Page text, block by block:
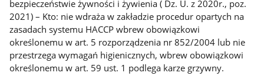
bezpieczeństwie żywności i żywienia ( Dz. U. z 2020r., poz.
2021) – Kto: nie wdraża w zakładzie procedur opartych na
zasadach systemu HACCP wbrew obowiązkowi
określonemu w art. 5 rozporządzenia nr 852/2004 lub nie
przestrzega wymagań higienicznych, wbrew obowiązkowi
określonemu w art. 59 ust. 1 podlega karze grzywny.